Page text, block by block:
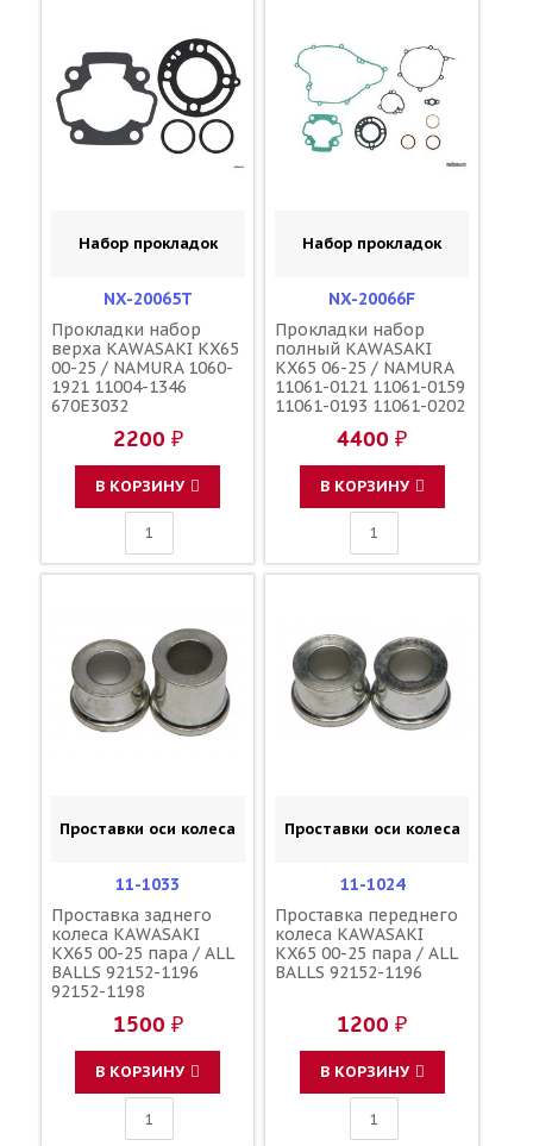
Набор прокладок
NX-20065T
Прокладки набор
верха KAWASAKI KX65
00-25 / NAMURA 1060-
1921 11004-1346
670E3032
2200 ₽
В КОРЗИНУ
Набор прокладок
NX-20066F
Прокладки набор
полный KAWASAKI
KX65 06-25 / NAMURA
11061-0121 11061-0159
11061-0193 11061-0202
670E3032 11060-1922
4400 ₽
В КОРЗИНУ
Проставки оси колеса
11-1033
Проставка заднего
колеса KAWASAKI
KX65 00-25 пара / ALL
BALLS 92152-1196
92152-1198
1500 ₽
В КОРЗИНУ
Проставки оси колеса
11-1024
Проставка переднего
колеса KAWASAKI
KX65 00-25 пара / ALL
BALLS 92152-1196
1200 ₽
В КОРЗИНУ